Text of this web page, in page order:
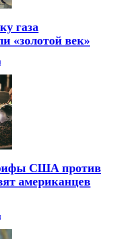
газа
«золотой век»
США против
американцев